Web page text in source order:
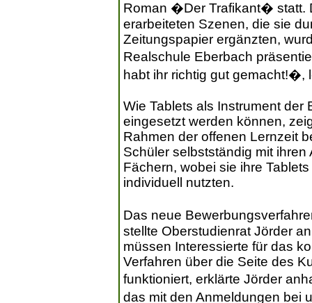
Roman �Der Trafikant� statt.
erarbeiteten Szenen, die sie
Zeitungspapier ergänzten,
Realschule Eberbach
habt ihr richtig gut gemacht!�,
Wie Tablets als Instrument der
eingesetzt werden können,
Rahmen der offenen Lernzeit
Schüler selbstständig mit
Fächern, wobei sie ihre
individuell nutzten.
Das neue
stellte Oberstudienrat Jörder
müssen Interessierte für das
Verfahren über die Seite des
funktioniert, erklärte Jörder
das mit den Anmeldungen bei